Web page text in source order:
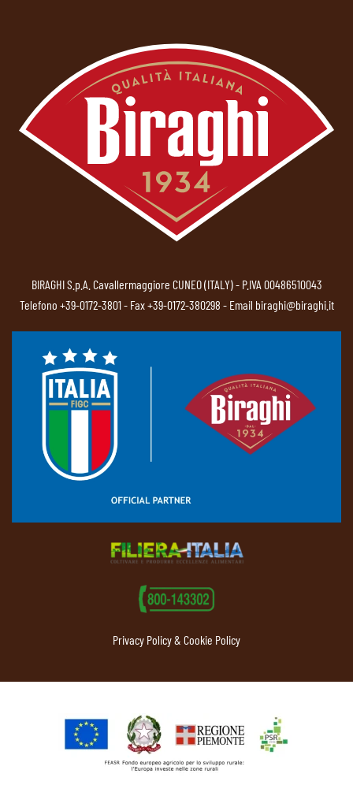
BIRAGHI S.p.A. Cavallermaggiore CUNEO (ITALY) - P.IVA 00486510043
Telefono +39-0172-3801- Fax +39-0172-380298 - Email biraghi@biraghi.it
Privacy Policy & Cookie Policy